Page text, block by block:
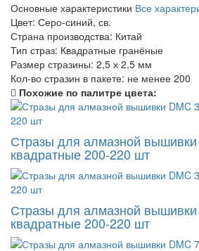
Основные характеристики Все
Цвет: Серо-синий, св.
Страна производства: Китай
Тип страз: Квадратные гранёные
Размер стразины: 2,5 х 2,5 мм
Кол-во стразин в пакете: не менее 200
Похожие по палитре цвета:
Стразы для алмазной
квадратные 200-220 шт
Стразы для алмазной вышивки
квадратные 200-220 шт